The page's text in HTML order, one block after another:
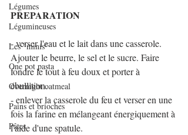
Légumes
Légumineuses
Les "minis"
One pot pasta
Overnight oatmeal
Pains et brioches
Pâtes
PREPARATION
- verser l'eau et le lait dans une casserole.
Ajouter le beurre, le sel et le sucre. Faire
fondre le tout à feu doux et porter à
ébullition.
- enlever la casserole du feu et verser en une
fois la farine en mélangeant énergiquement à
l'aide d'une spatule.